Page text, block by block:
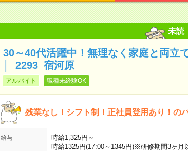
未読
30～40代活躍中！無理なく家庭と両立
│_2293_宿河原
アルバイト 職種未経験OK
残業なし！シフト制！正社員登用あり！の
給与
時給1,325円～
時給1325円(17:00～1345円)※研修期間3ヶ月